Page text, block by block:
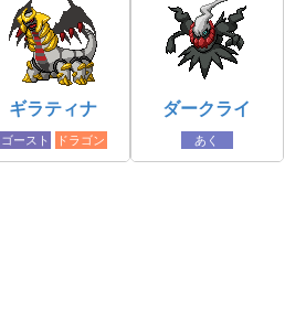
ギラティナ
ゴースト ドラゴン
ダークライ
あく